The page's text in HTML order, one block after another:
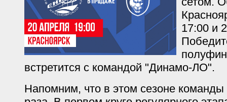
17:00 и
встретится с командой "Динамо-ЛО".
Напомним, что в этом сезоне команды